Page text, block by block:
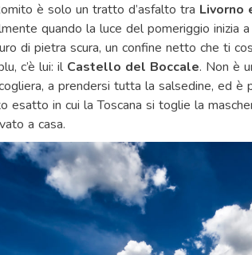
è solo un tratto d’asfalto tra Livorno
quando la luce del pomeriggio inizia
di pietra scura, un confine netto che ti
c’è lui: il Castello del Boccale. Non è
a prendersi tutta la salsedine, ed è
esatto in cui la Toscana si toglie la
a casa.